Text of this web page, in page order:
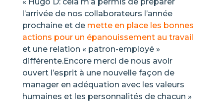
« Hugo D: cela m’a permis de préparer
l’arrivée de nos collaborateurs l’année
prochaine et de mette en place les bonnes
actions pour un épanouissement au travail
et une relation « patron-employé »
différente.Encore merci de nous avoir
ouvert l’esprit à une nouvelle façon de
manager en adéquation avec les valeurs
humaines et les personnalités de chacun »